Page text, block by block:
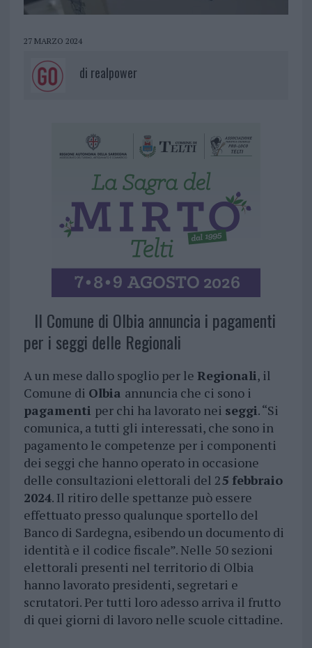
27 MARZO 2024
di realpower
Il Comune di Olbia annuncia i pagamenti
per i seggi delle Regionali
A un mese dallo spoglio per le Regionali, il
Comune di Olbia annuncia che ci sono i
pagamenti per chi ha lavorato nei seggi. “Si
comunica, a tutti gli interessati, che sono in
pagamento le competenze per i componenti
dei seggi che hanno operato in occasione
delle consultazioni elettorali del 25 febbraio
2024. Il ritiro delle spettanze può essere
effettuato presso qualunque sportello del
Banco di Sardegna, esibendo un documento di
identità e il codice fiscale”. Nelle 50 sezioni
elettorali presenti nel territorio di Olbia
hanno lavorato presidenti, segretari e
scrutatori. Per tutti loro adesso arriva il frutto
di quei giorni di lavoro nelle scuole cittadine.